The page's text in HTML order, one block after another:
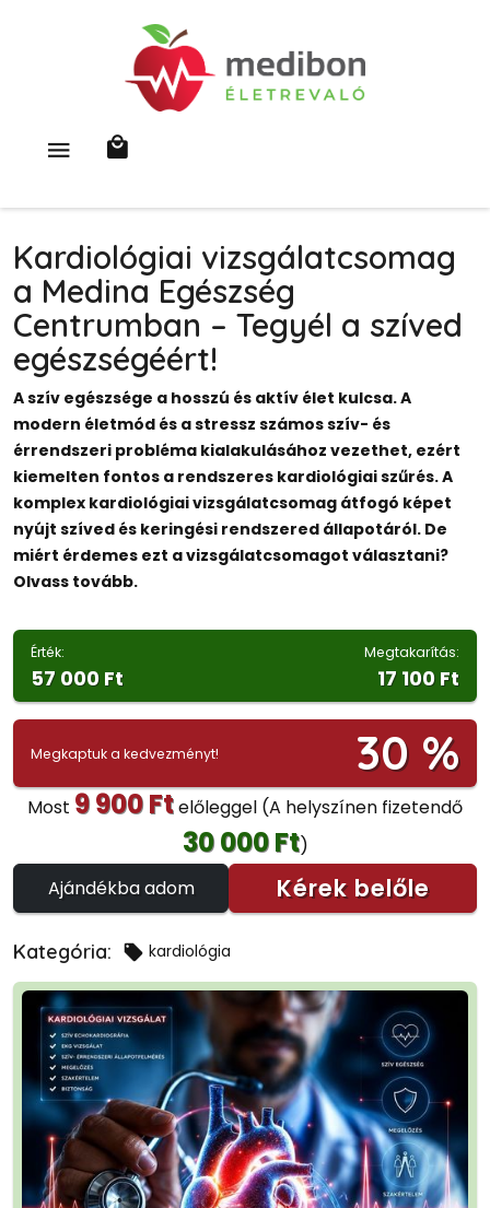
Kardiológiai vizsgálatcsomag
a Medina Egészség
Centrumban – Tegyél a szíved
egészségéért!
A szív egészsége a hosszú és aktív élet kulcsa. A
modern életmód és a stressz számos szív- és
érrendszeri probléma kialakulásához vezethet, ezért
kiemelten fontos a rendszeres kardiológiai szűrés. A
komplex kardiológiai vizsgálatcsomag átfogó képet
nyújt szíved és keringési rendszered állapotáról. De
miért érdemes ezt a vizsgálatcsomagot választani?
Olvass tovább.
Érték:
57 000 Ft
Megtakarítás:
17 100 Ft
Megkaptuk a kedvezményt! 30 %
Most 9 900 Ftelőleggel (A helyszínen fizetendő
30 000 Ft)
Ajándékba adom
Kérek belőle
Kategória: kardiológia